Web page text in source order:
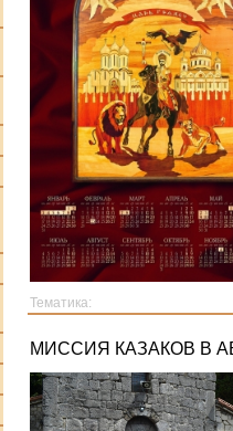
Тематика:
МИССИЯ КАЗАКОВ В